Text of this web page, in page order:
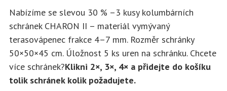
Nabízíme se slevou 30 % –3 kusy kolumbárních
schránek CHARON II – materiál vymývaný
terasovápenec frakce 4–7 mm. Rozměr schránky
50×50×45 cm. Úložnost 5 ks uren na schránku. Chcete
více schránek?Klikni 2×, 3×, 4× a přidejte do košíku
tolik schránek kolik požadujete.